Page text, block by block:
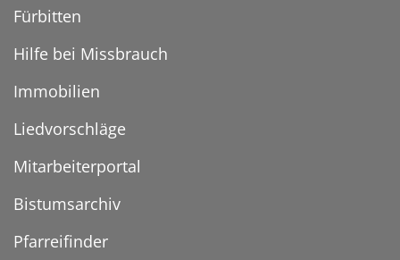
Fürbitten
Hilfe bei Missbrauch
Immobilien
Liedvorschläge
Mitarbeiterportal
Bistumsarchiv
Pfarreifinder